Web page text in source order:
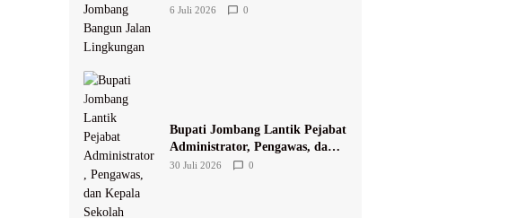
Bangun Jalan Lingkungan
6 Juli 2026 0
Bupati Jombang Lantik Pejabat
Administrator, Pengawas, dan
Kepala Sekolah
30 Juli 2026 0